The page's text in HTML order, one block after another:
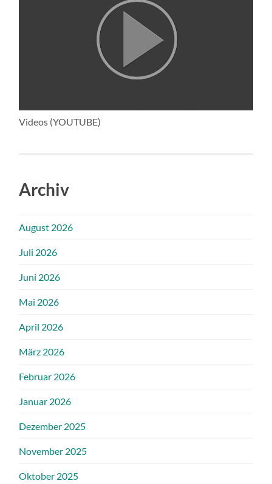
Videos (YOUTUBE)
Archiv
August 2026
Juli 2026
Juni 2026
Mai 2026
April 2026
März 2026
Februar 2026
Januar 2026
Dezember 2025
November 2025
Oktober 2025